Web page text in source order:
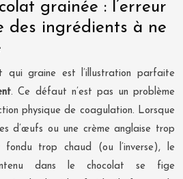
grainée : l’erreur
des ingrédients à ne
qui graine est l’illustration parfaite
. Ce défaut n’est pas un problème
physique de coagulation. Lorsque
d’œufs ou une crème anglaise trop
fondu trop chaud (ou l’inverse), le
dans le chocolat se fige